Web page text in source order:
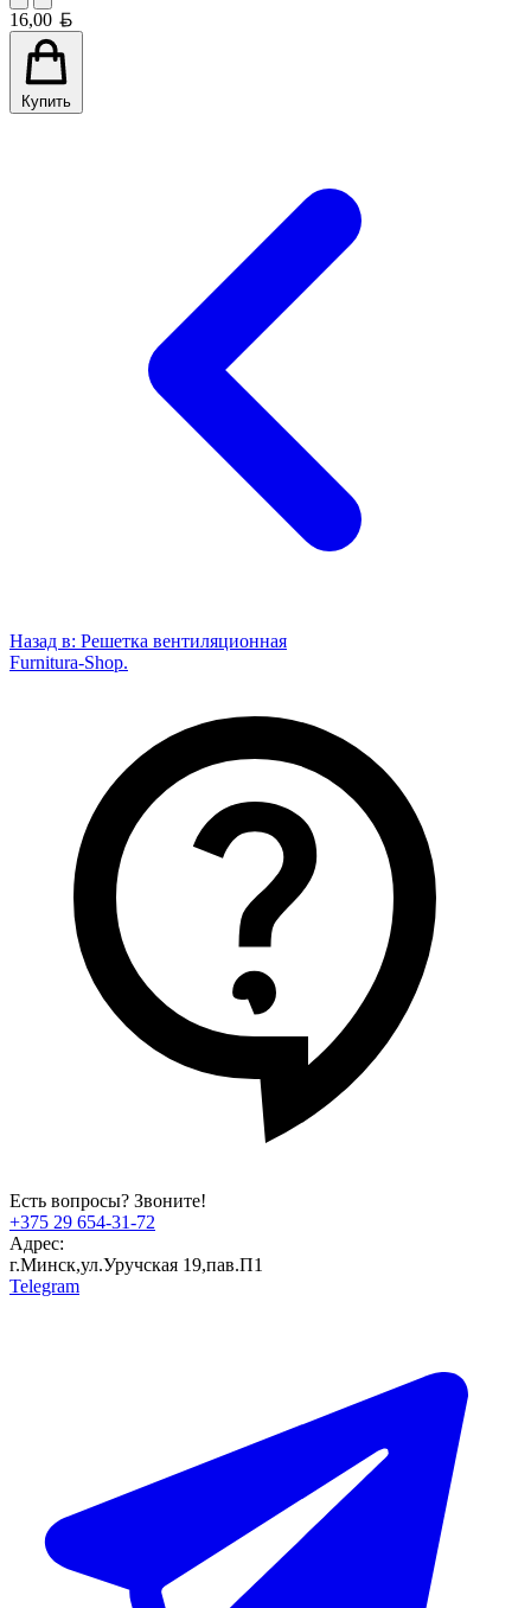
16,00
Купить
Назад в: Решетка вентиляционная
Furnitura-Shop.
Есть вопросы? Звоните!
+375 29 654-31-72
Адрес:
г.Минск,ул.Уручская 19,пав.П1
Telegram